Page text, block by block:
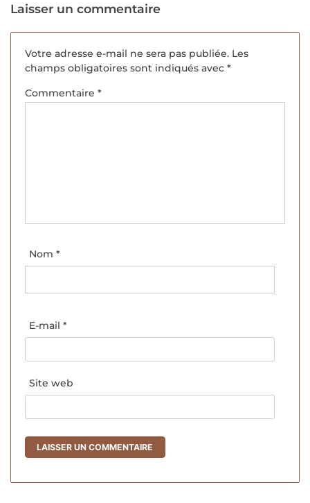
Laisser un commentaire
Votre adresse e-mail ne sera pas publiée. Les
champs obligatoires sont indiqués avec *
Commentaire *
Nom *
E-mail *
Site web